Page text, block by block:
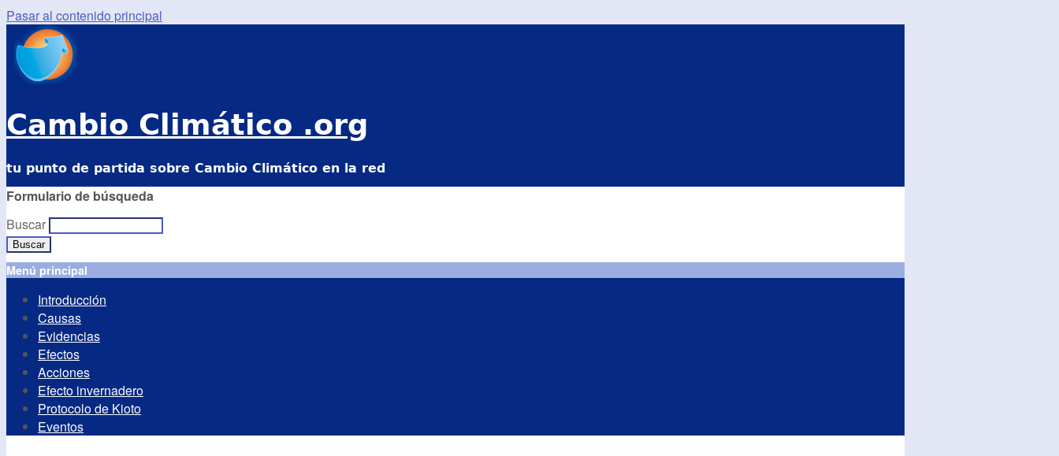
Pasar al contenido principal
Cambio Climático .org
tu punto de partida sobre Cambio Climático en la red
Formulario de búsqueda
Buscar
Menú principal
Introducción
Causas
Evidencias
Efectos
Acciones
Efecto invernadero
Protocolo de Kioto
Eventos